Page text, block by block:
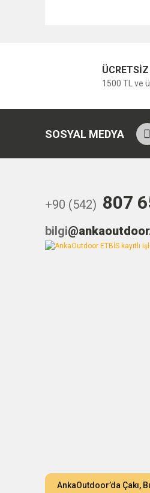
1500 TL ve
SOSYAL MEDYA
+90 (542) 807
bilgi
AnkaOutdoor’da Çakı,